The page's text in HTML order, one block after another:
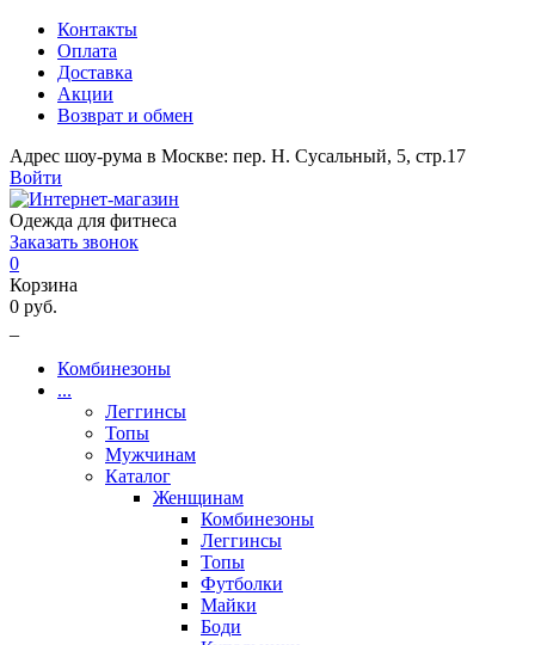
Контакты
Оплата
Доставка
Акции
Возврат и обмен
Адрес шоу-рума в Москве: пер. Н. Сусальный, 5, стр.17
Войти
Одежда для фитнеса
Заказать звонок
0
Корзина
0 руб.
Комбинезоны
...
Леггинсы
Топы
Мужчинам
Каталог
Женщинам
Комбинезоны
Леггинсы
Топы
Футболки
Майки
Боди